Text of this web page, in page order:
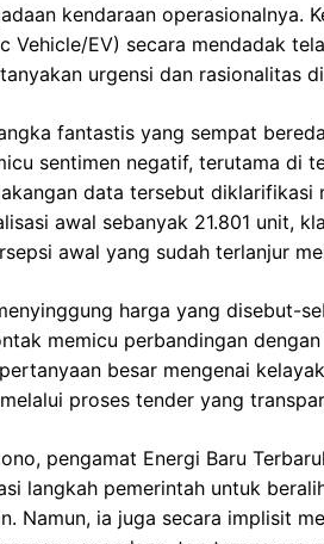
kendaraan operasionalnya.
Vehicle/EV) secara mendadak
urgensi dan rasionalitas
fantastis yang sempat
sentimen negatif, terutama di
data tersebut diklarifikasi
awal sebanyak 21.801 unit,
awal yang sudah terlanjur
harga yang disebut-
memicu perbandingan
besar mengenai
proses tender yang
pengamat Energi Baru
langkah pemerintah untuk
Namun, ia juga secara implisit